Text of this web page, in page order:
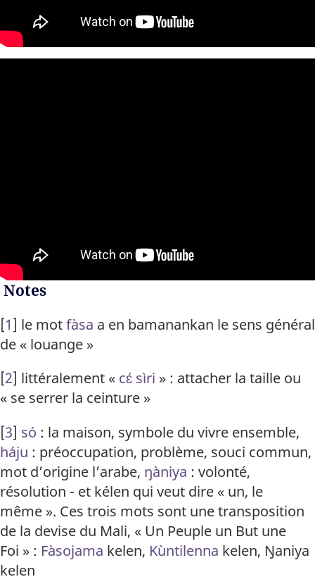
Notes
[1] le motfàsa a en bamanankan le sens général
de « louange »
[2] littéralement « cɛ́ sìri » : attacher la taille ou
« se serrer la ceinture »
[3] só : la maison, symbole du vivre ensemble,
háju : préoccupation, problème, souci commun,
mot d’origine l’arabe, ŋàniya : volonté,
résolution - et kélen qui veut dire « un, le
même ». Ces trois mots sont une transposition
de la devise du Mali, « Un Peuple un But une
Foi » : Fàsojama kelen, Kùntilenna kelen, Ŋaniya
kelen